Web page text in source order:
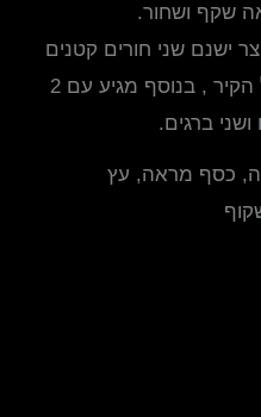
שקף ושחור.
ישנם שני חורים קטנים
במסגרת לתלייה על הקיר , בנוסף מגיע עם 2
ושני ברגים.
כסף מראה, עץ